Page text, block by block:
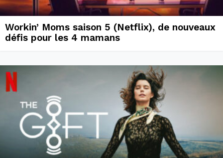
Workin’ Moms saison 5 (Netflix), de nouveaux
défis pour les 4 mamans